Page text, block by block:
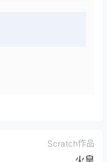
Scratch作品